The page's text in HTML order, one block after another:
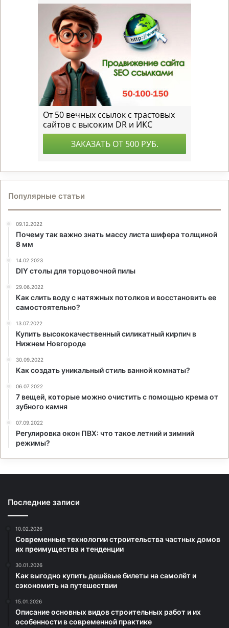
Популярные статьи
09.12.2022
Почему так важно знать массу листа шифера толщиной
8 мм
14.02.2023
DIY столы для торцовочной пилы
29.06.2022
Как слить воду с натяжных потолков и восстановить ее
самостоятельно?
13.07.2022
Купить высококачественный силикатный кирпич в
Нижнем Новгороде
30.09.2022
Как создать уникальный стиль ванной комнаты?
06.07.2022
7 вещей, которые можно очистить с помощью крема от
зубного камня
07.09.2022
Регулировка окон ПВХ: что такое летний и зимний
режимы?
Последние записи
10.02.2026
Современные технологии строительства частных домов
их преимущества и тенденции
30.01.2026
Как выгодно купить дешёвые билеты на самолёт и
сэкономить на путешествии
15.01.2026
Описание основных видов строительных работ и их
особенности в современной практике